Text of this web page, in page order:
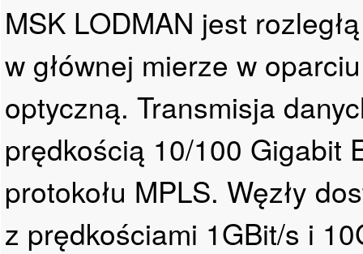
MSK LODMAN jest
w głównej mierze w
optyczną. Transmisja
prędkością 10/100 Gigabit
protokołu MPLS. Węzły
z prędkościami 1GBit/s i